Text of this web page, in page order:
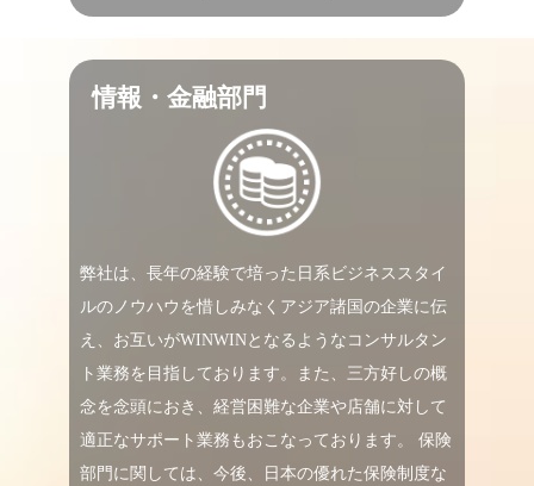
情報・金融部門
弊社は、長年の経験で培った日系ビジネススタイ
ルのノウハウを惜しみなくアジア諸国の企業に伝
え、お互いがWINWINとなるようなコンサルタン
ト業務を目指しております。また、三方好しの概
念を念頭におき、経営困難な企業や店舗に対して
適正なサポート業務もおこなっております。 保険
部門に関しては、今後、日本の優れた保険制度な